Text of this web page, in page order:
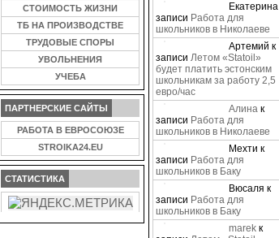
Екатерина
записи Работа для
школьников в Николаеве
Артемий к
записи Летом «Statoil»
будет платить эстонским
школьникам за работу 2,5
евро/час
Алина к
записи Работа для
школьников в Николаеве
Мехти к
записи Работа для
школьников в Баку
Вюсаля к
записи Работа для
школьников в Баку
marek к
СТОИМОСТЬ ЖИЗНИ
ТБ НА ПРОИЗВОДСТВЕ
ТРУДОВЫЕ СПОРЫ
УВОЛЬНЕНИЯ
УЧЕБА
ПАРТНЕРСКИЕ САЙТЫ
РАБОТА В ЕВРОСОЮЗЕ
STROIKA24.EU
СТАТИСТИКА